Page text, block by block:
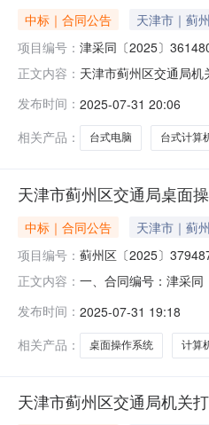
中标｜合同公告 天津市｜蓟
项目编号： 津采同〔2025〕
正文内容： 天津市蓟州区交通局
（甲方）：天津市蓟
式
发布时间： 2025-07-31 20:06
相关产品：
台式电脑 台式计算
天津市蓟州区交通局桌面
中标｜合同公告 天津市｜蓟
项目编号： 蓟州区〔2025〕
正文内容： 一、合同编号：津采
新华路183号511室联
统V
发布时间： 2025-07-31 19:18
相关产品：
桌面操作系统 计算
天津市蓟州区交通局机关